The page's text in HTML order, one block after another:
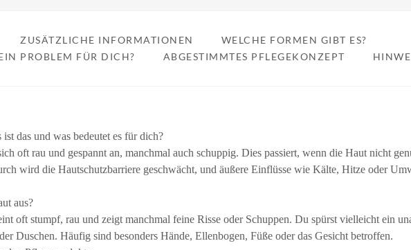
ZUSÄTZLICHE INFORMATIONEN
WELCHE FORMEN GIBT ES?
PROBLEM FÜR DICH?
ABGESTIMMTES PFLEGEKONZEPT
das und was bedeutet es für dich?
oft rau und gespannt an, manchmal auch schuppig. Dies passiert, wenn die Haut nicht
wird die Hautschutzbarriere geschwächt, und äußere Einflüsse wie Kälte, Hitze oder
aus?
oft stumpf, rau und zeigt manchmal feine Risse oder Schuppen. Du spürst vielleicht ein
Duschen. Häufig sind besonders Hände, Ellenbogen, Füße oder das Gesicht betroffen.